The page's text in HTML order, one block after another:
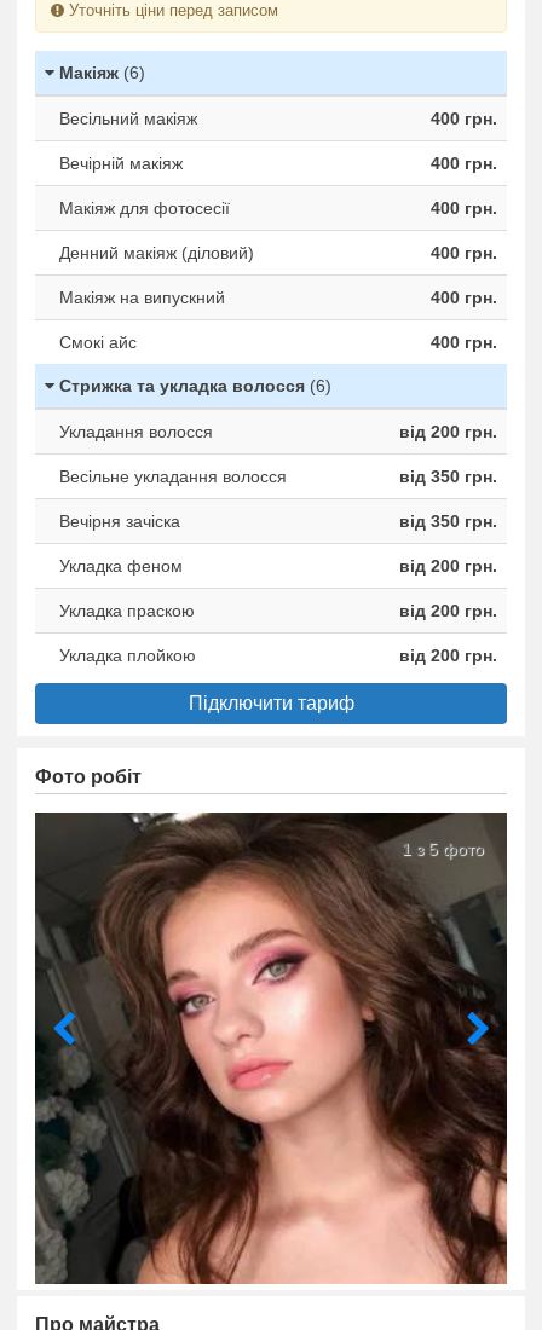
Уточніть ціни перед записом
Макіяж (6)
Весільний макіяж 400 грн.
Вечірній макіяж 400 грн.
Макіяж для фотосесії 400 грн.
Денний макіяж (діловий) 400 грн.
Макіяж на випускний 400 грн.
Смокі айс 400 грн.
Стрижка та укладка волосся (6)
Укладання волосся від 200 грн.
Весільне укладання волосся від 350 грн.
Вечірня зачіска від 350 грн.
Укладка феном від 200 грн.
Укладка праскою від 200 грн.
Укладка плойкою від 200 грн.
Підключити тариф
Фото робіт
1 з 5 фото
Про майстра